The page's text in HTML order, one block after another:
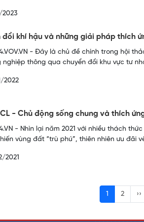
2023
đổi khí hậu và những giải pháp thích
- Đây là chủ đề chính trong hội
nghiệp thông qua chuyển đổi khu vực tư
2022
- Chủ động sống chung và thích
- Nhìn lại năm 2021 với nhiều thách
vùng đất “trù phú”, thiên nhiên ưu đãi
2021
1 2 ››